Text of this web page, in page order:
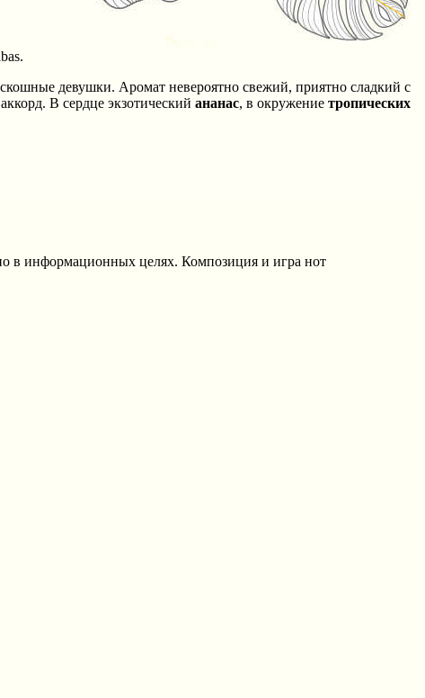
девушки. Аромат невероятно свежий, приятно сладкий с
В сердце экзотический ананас, в окружение тропических
в информационных целях. Композиция и игра нот